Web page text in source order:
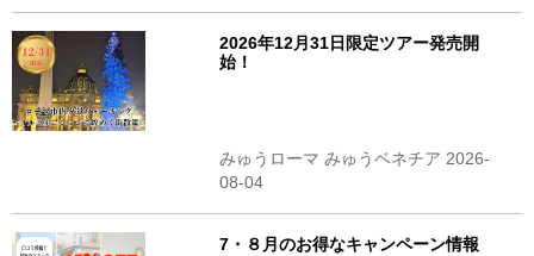
2026年12月31日限定ツアー発売開
始！
みゅうローマ みゅうベネチア 2026-
08-04
7・８月のお得なキャンペーン情報